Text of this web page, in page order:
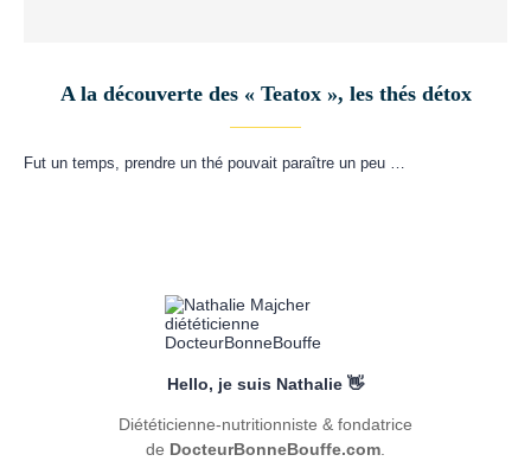
A la découverte des « Teatox », les thés détox
Fut un temps, prendre un thé pouvait paraître un peu …
Hello, je suis Nathalie 👋
Diététicienne-nutritionniste & fondatrice
de DocteurBonneBouffe.com